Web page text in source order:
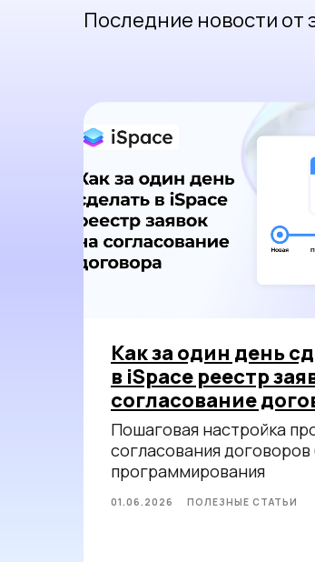
Последние новости от
Как за один день
в iSpace реестр
согласование
Пошаговая настройка
согласования договоров
программирования
01.06.2026 ПОЛЕЗНЫЕ СТАТЬИ